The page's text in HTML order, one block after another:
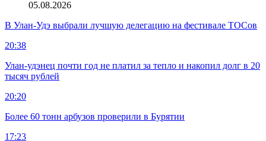
05.08.2026
В Улан-Удэ выбрали лучшую делегацию на фестивале ТОСов
20:38
Улан-удэнец почти год не платил за тепло и накопил долг в 20
тысяч рублей
20:20
Более 60 тонн арбузов проверили в Бурятии
17:23